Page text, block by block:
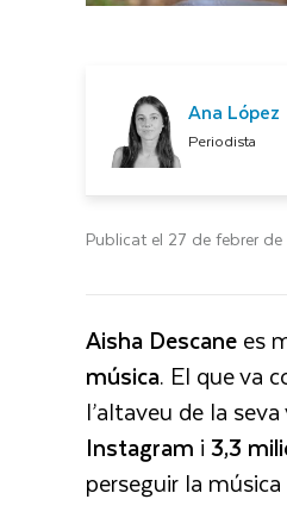
Ana López
Periodista
Publicat el 27 de febrer
Aisha Descanees
música. El que va
l’altaveu de la
Instagram i3,3
perseguir la